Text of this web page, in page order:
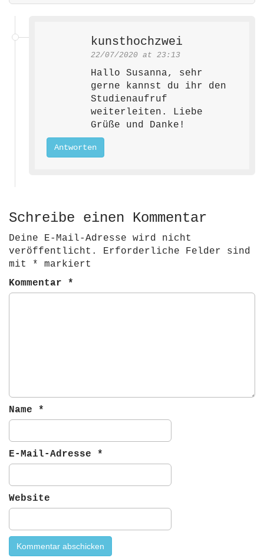
kunsthochzwei
22/07/2020 at 23:13
Hallo Susanna, sehr
gerne kannst du ihr den
Studienaufruf
weiterleiten. Liebe
Grüße und Danke!
Antworten
Schreibe einen Kommentar
Deine E-Mail-Adresse wird nicht
veröffentlicht.
Erforderliche Felder sind
mit
*
markiert
Kommentar *
Name *
E-Mail-Adresse *
Website